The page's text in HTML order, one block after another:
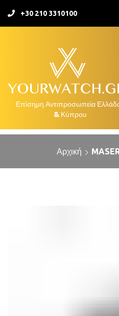
+30 210 3310100
Αρχική